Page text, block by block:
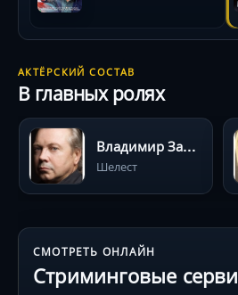
АКТЁРСКИЙ СОСТАВ
В главных ролях
Владимир Зайцев
Шелест
СМОТРЕТЬ ОНЛАЙН
Стриминговые